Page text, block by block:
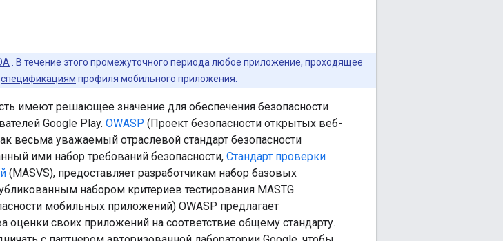
. В течение этого промежуточного периода любое приложение, проходящее
спецификациям профиля мобильного приложения.
имеют решающее значение для обеспечения безопасности
Google Play. OWASP (Проект безопасности открытых веб-
весьма уважаемый отраслевой стандарт безопасности
ими набор требований безопасности, Стандарт проверки
(MASVS), предоставляет разработчикам набор базовых
набором критериев тестирования MASTG
мобильных приложений) OWASP предлагает
оценки своих приложений на соответствие общему стандарту.